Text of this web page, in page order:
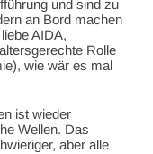
und sind zu
an Bord machen
AIDA,
Rolle
wie wär es mal
ist wieder
Wellen. Das
aber alle